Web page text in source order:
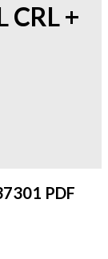
CRL +
PDF